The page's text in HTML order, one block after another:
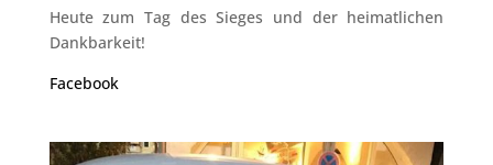
Heute zum Tag des Sieges und der heimatlichen
Dankbarkeit!
Facebook